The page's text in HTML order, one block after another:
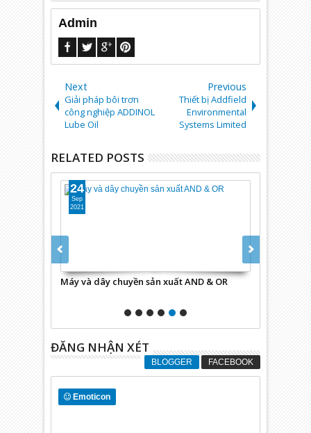
Admin
Next
Giải pháp bôi trơn
công nghiệp ADDINOL
Lube Oil
Previous
Thiết bị Addfield
Environmental
Systems Limited
RELATED POSTS
Máy và dây chuyền sản xuất AND & OR
24
Sep
2021
ĐĂNG NHẬN XÉT
BLOGGER FACEBOOK
Emoticon